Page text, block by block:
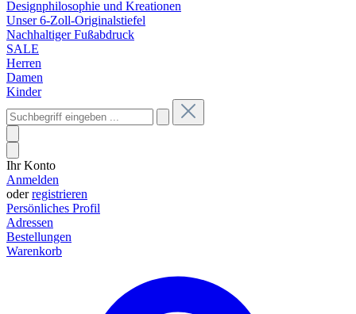
Designphilosophie und Kreationen
Unser 6-Zoll-Originalstiefel
Nachhaltiger Fußabdruck
SALE
Herren
Damen
Kinder
Ihr Konto
Anmelden
oderregistrieren
Persönliches Profil
Adressen
Bestellungen
Warenkorb